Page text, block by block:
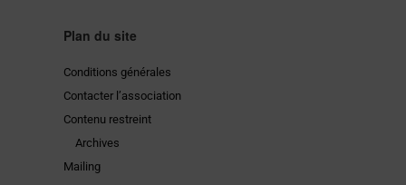
Plan du site
Conditions générales
Contacter l’association
Contenu restreint
Archives
Mailing